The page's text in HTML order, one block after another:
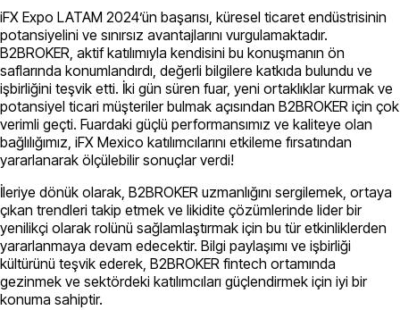
iFX Expo LATAM 2024’ün başarısı, küresel ticaret endüstrisinin
potansiyelini ve sınırsız avantajlarını vurgulamaktadır.
B2BROKER, aktif katılımıyla kendisini bu konuşmanın ön
saflarında konumlandırdı, değerli bilgilere katkıda bulundu ve
işbirliğini teşvik etti. İki gün süren fuar, yeni ortaklıklar kurmak ve
potansiyel ticari müşteriler bulmak açısından B2BROKER için çok
verimli geçti. Fuardaki güçlü performansımız ve kaliteye olan
bağlılığımız, iFX Mexico katılımcılarını etkileme fırsatından
yararlanarak ölçülebilir sonuçlar verdi!
İleriye dönük olarak, B2BROKER uzmanlığını sergilemek, ortaya
çıkan trendleri takip etmek ve likidite çözümlerinde lider bir
yenilikçi olarak rolünü sağlamlaştırmak için bu tür etkinliklerden
yararlanmaya devam edecektir. Bilgi paylaşımı ve işbirliği
kültürünü teşvik ederek, B2BROKER fintech ortamında
gezinmek ve sektördeki katılımcıları güçlendirmek için iyi bir
konuma sahiptir.